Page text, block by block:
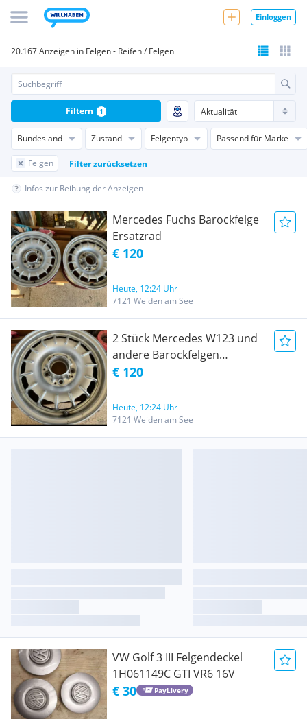
Einloggen
20.167 Anzeigen in Felgen - Reifen / Felgen
Bundesland Zustand Felgentyp Passend für Marke
Felgen Filter zurücksetzen
Filtern 1
Infos zur Reihung der Anzeigen
Mercedes Fuchs Barockfelge
Ersatzrad
€ 120
Heute, 12:24 Uhr
7121 Weiden am See
2 Stück Mercedes W123 und
andere Barockfelgen
Fuchsfelge
€ 120
Heute, 12:24 Uhr
7121 Weiden am See
VW Golf 3 III Felgendeckel
1H061149C GTI VR6 16V
€ 30 PayLivery